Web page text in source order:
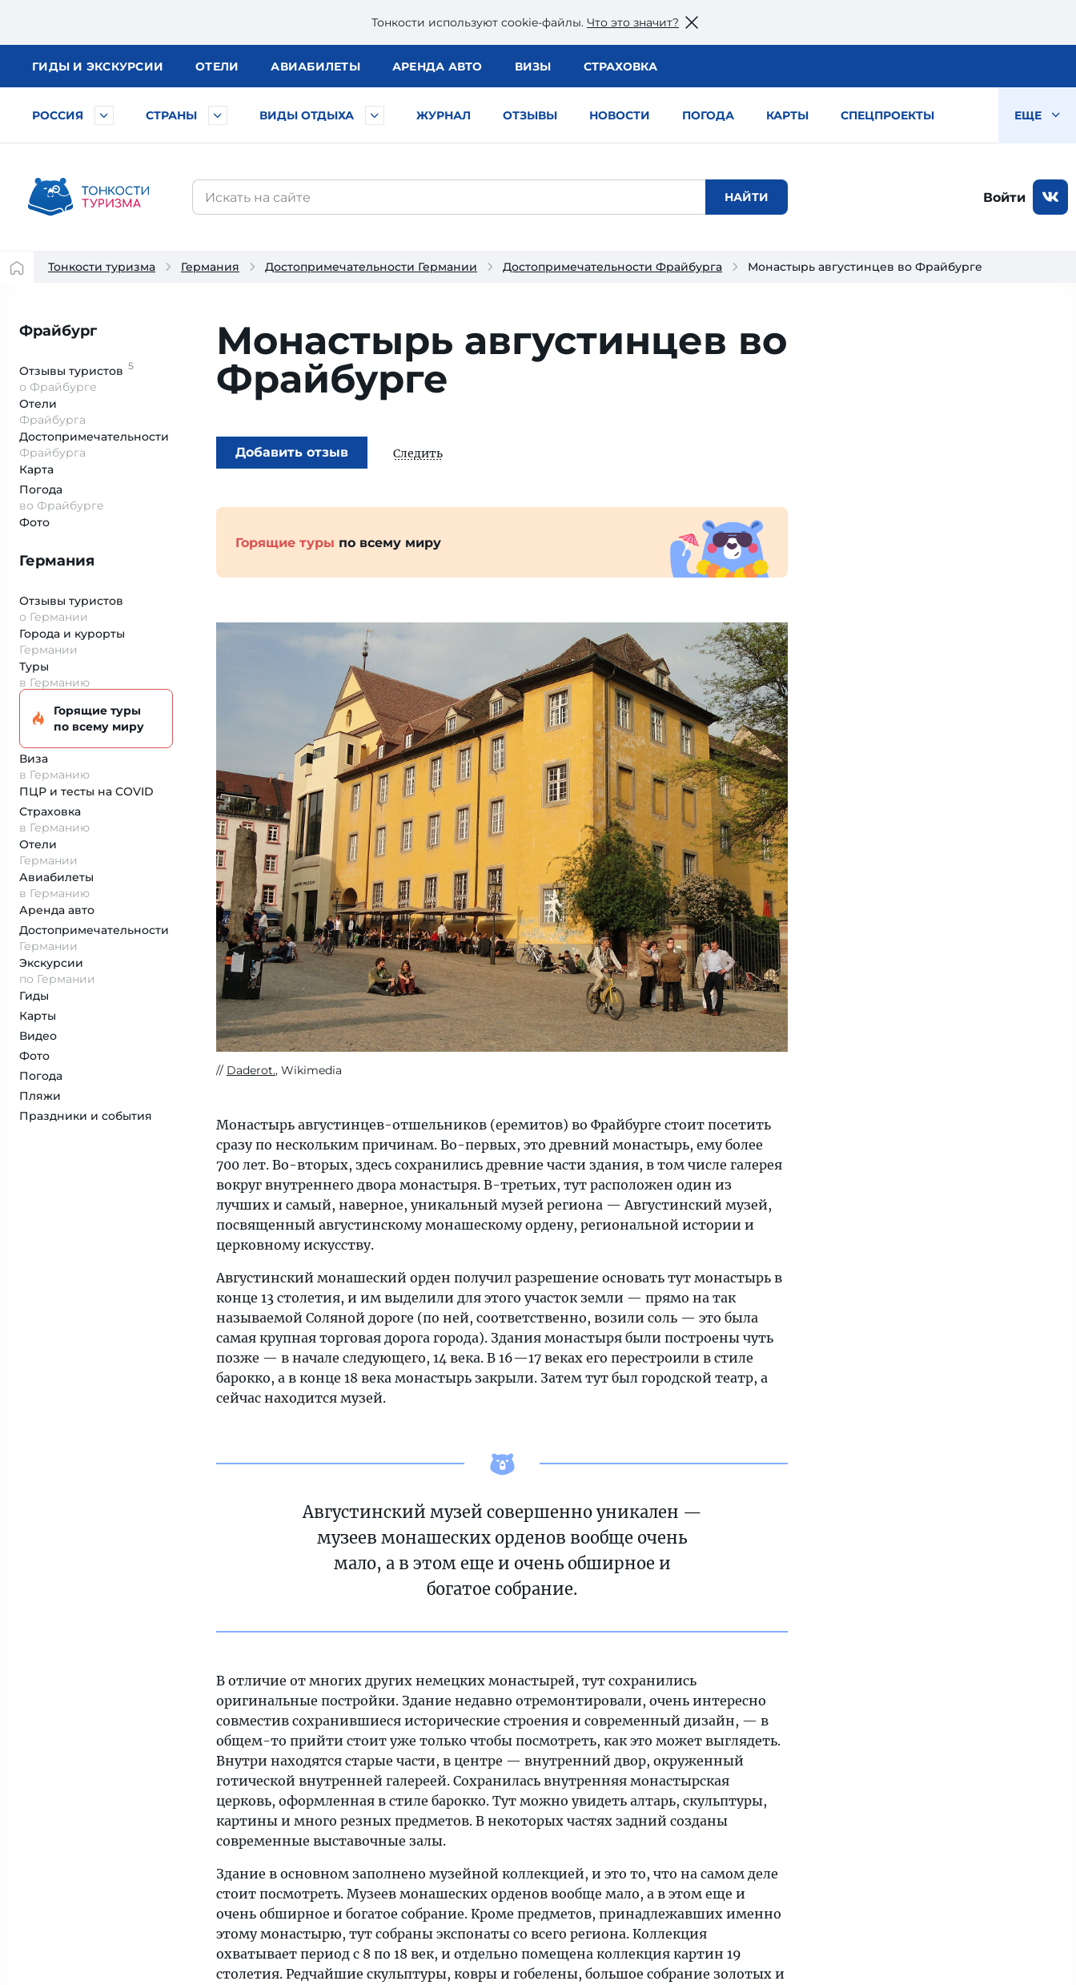
Тонкости используют сookie-файлы. Что это значит?
ГИДЫ И ЭКСКУРСИИ ОТЕЛИ АВИАБИЛЕТЫ АРЕНДА АВТО ВИЗЫ СТРАХОВКА
РОССИЯ СТРАНЫ ВИДЫ ОТДЫХА ЖУРНАЛ ОТЗЫВЫ НОВОСТИ ПОГОДА КАРТЫ СПЕЦПРОЕКТЫ ЕЩЕ
Войти
Тонкости туризма Германия Достопримечательности Германии Достопримечательности Фрайбурга Монастырь августинцев во Фрайбурге
Фрайбург
Отзывы туристов 5
о Фрайбурге
Отели
Фрайбурга
Достопримеча­тельности
Фрайбурга
Карта
Погода
во Фрайбурге
Фото
Германия
Отзывы туристов
о Германии
Города и курорты
Германии
Туры
в Германию
Горящие туры
по всему миру
Виза
в Германию
ПЦР и тесты на COVID
Страховка
в Германию
Отели
Германии
Авиабилеты
в Германию
Аренда авто
Достопримеча­тельности
Германии
Экскурсии
по Германии
Гиды
Карты
Видео
Фото
Погода
Пляжи
Праздники и события
Монастырь августинцев во
Фрайбурге
Добавить отзыв Следить
Горящие туры по всему миру
Daderot., Wikimedia
Монастырь августинцев-отшельников (еремитов) во Фрайбурге стоит посетить
сразу по нескольким причинам. Во-первых, это древний монастырь, ему более
700 лет. Во-вторых, здесь сохранились древние части здания, в том числе галерея
вокруг внутреннего двора монастыря. В-третьих, тут расположен один из
лучших и самый, наверное, уникальный музей региона — Августинский музей,
посвященный августинскому монашескому ордену, региональной истории и
церковному искусству.
Августинский монашеский орден получил разрешение основать тут монастырь в
конце 13 столетия, и им выделили для этого участок земли — прямо на так
называемой Соляной дороге (по ней, соответственно, возили соль — это была
самая крупная торговая дорога города). Здания монастыря были построены чуть
позже — в начале следующего, 14 века. В 16—17 веках его перестроили в стиле
барокко, а в конце 18 века монастырь закрыли. Затем тут был городской театр, а
сейчас находится музей.
Августинский музей совершенно уникален —
музеев монашеских орденов вообще очень
мало, а в этом еще и очень обширное и
богатое собрание.
В отличие от многих других немецких монастырей, тут сохранились
оригинальные постройки. Здание недавно отремонтировали, очень интересно
совместив сохранившиеся исторические строения и современный дизайн, — в
общем-то прийти стоит уже только чтобы посмотреть, как это может выглядеть.
Внутри находятся старые части, в центре — внутренний двор, окруженный
готической внутренней галереей. Сохранилась внутренняя монастырская
церковь, оформленная в стиле барокко. Тут можно увидеть алтарь, скульптуры,
картины и много резных предметов. В некоторых частях задний созданы
современные выставочные залы.
Здание в основном заполнено музейной коллекцией, и это то, что на самом деле
стоит посмотреть. Музеев монашеских орденов вообще мало, а в этом еще и
очень обширное и богатое собрание. Кроме предметов, принадлежавших именно
этому монастырю, тут собраны экспонаты со всего региона. Коллекция
охватывает период с 8 по 18 век, и отдельно помещена коллекция картин 19
столетия. Редчайшие скульптуры, ковры и гобелены, большое собрание золотых и